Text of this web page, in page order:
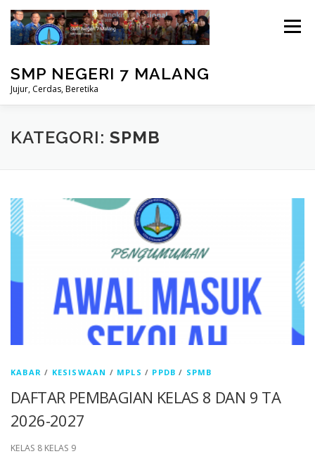
konten
SMP NEGERI 7 MALANG
Jujur, Cerdas, Beretika
Menu
BERANDA PRESTASI
KATEGORI: SPMB
KABAR / KESISWAAN / MPLS / PPDB / SPMB
DAFTAR PEMBAGIAN KELAS 8 DAN 9 TA
2026-2027
KELAS 8 KELAS 9